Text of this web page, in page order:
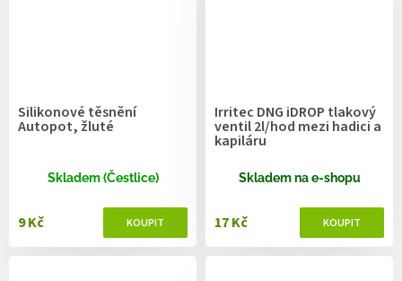
Silikonové těsnění
Autopot, žluté
Skladem (Čestlice)
9 Kč
Irritec DNG iDROP tlakový
ventil 2l/hod mezi hadici a
kapiláru
Skladem na e-shopu
17 Kč